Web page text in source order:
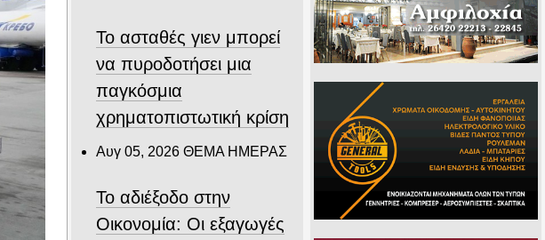
Το ασταθές γιεν μπορεί
να πυροδοτήσει μια
παγκόσμια
χρηματοπιστωτική κρίση
Αυγ 05, 2026 ΘΕΜΑ ΗΜΕΡΑΣ
Το αδιέξοδο στην
Οικονομία: Οι εξαγωγές